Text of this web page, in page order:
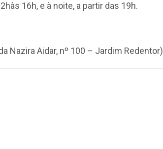
16h, e à noite, a partir das 19h.
Nazira Aidar, nº 100 – Jardim Redentor)